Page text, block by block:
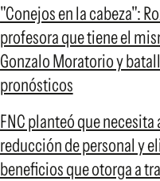
"Conejos en la cabeza":
profesora que tiene el
Gonzalo Moratorio y
pronósticos
FNC planteó que
reducción de personal y
beneficios que otorga a